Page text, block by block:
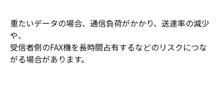
重たいデータの場合、通信負荷がかかり、送達率の減少
や、
受信者側のFAX機を長時間占有するなどのリスクにつな
がる場合があります。